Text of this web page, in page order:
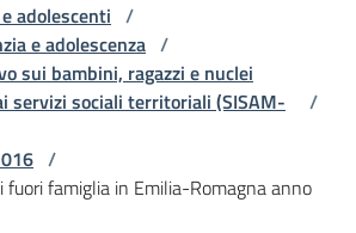
adolescenti /
e adolescenza /
sui bambini, ragazzi e nuclei
servizi sociali territoriali (SISAM-
/
/
fuori famiglia in Emilia-Romagna anno